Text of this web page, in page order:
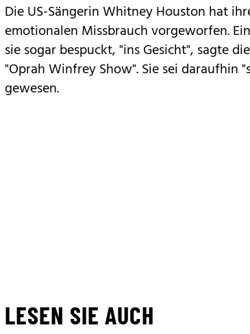
Die US-Sängerin Whitney Houston hat
emotionalen Missbrauch vorgeworfen.
sie sogar bespuckt, "ins Gesicht", sagte
"Oprah Winfrey Show". Sie sei daraufhin
gewesen.
LESEN SIE AUCH